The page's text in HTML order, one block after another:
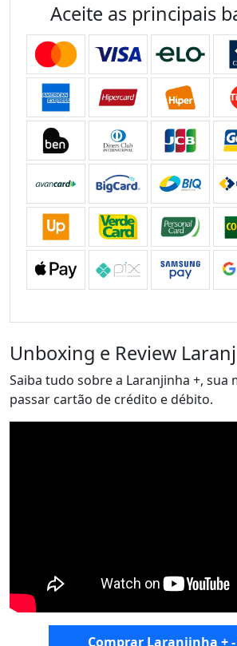
Aceite as principais
Unboxing e Review
Saiba tudo sobre a Laranjinha +, sua
passar cartão de crédito e débito.
Comprar Laranjinha + -